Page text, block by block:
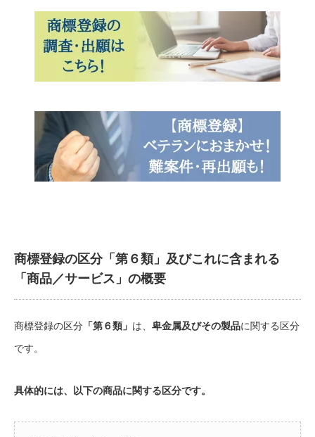
商標登録の区分「第６類」及びこれに含まれる
「商品／サービス」の概要
商標登録の区分 「第６類」 は、 卑金属及びその製品に関する区分
です。
具体的には、以下の商品に関する区分です。